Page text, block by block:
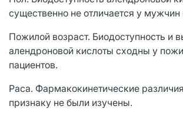
существенно не отличается у
Пожилой возраст. Биодоступность и
алендроновой кислоты сходны у
пациентов.
Раса. Фармакокинетические
признаку не были изучены.